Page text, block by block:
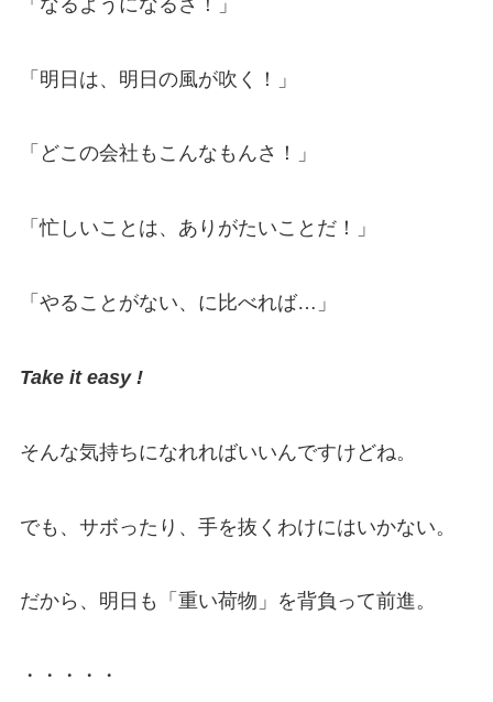
「明日は、明日の風が吹く！」
「どこの会社もこんなもんさ！」
「忙しいことは、ありがたいことだ！」
「やることがない、に比べれば…」
Take it easy !
そんな気持ちになれればいいんですけどね。
でも、サボったり、手を抜くわけにはいかない。
だから、明日も「重い荷物」を背負って前進。
・・・・・